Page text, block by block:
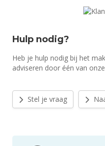
Hulp nodig?
Heb je hulp nodig bij het
adviseren door één van
Stel je vraag